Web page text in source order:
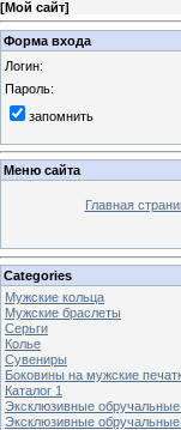
[Мой сайт]
Форма входа
Логин:
Пароль:
запомнить
Меню сайта
Главная
Categories
Мужские кольца
Мужские браслеты
Серьги
Колье
Сувениры
Боковины на мужские
Каталог 1
Эксклюзивные обручальные
Эксклюзивные